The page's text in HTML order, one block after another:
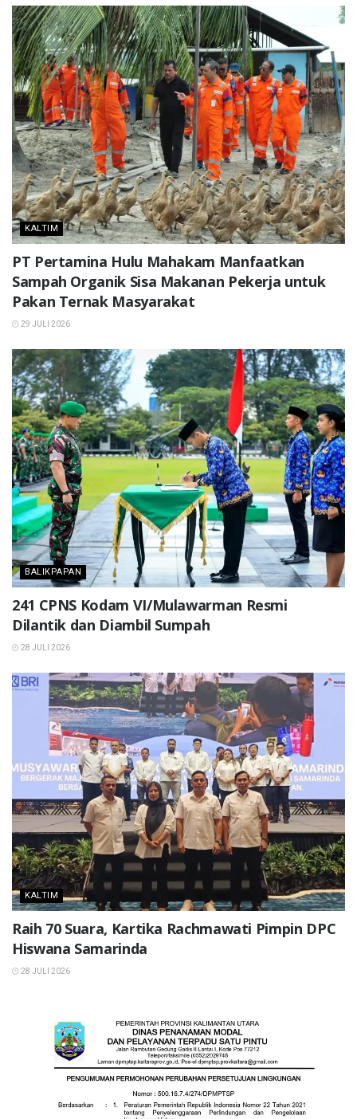
KALTIM
PT Pertamina Hulu Mahakam Manfaatkan
Sampah Organik Sisa Makanan Pekerja untuk
Pakan Ternak Masyarakat
29 JULI 2026
BALIKPAPAN
241 CPNS Kodam VI/Mulawarman Resmi
Dilantik dan Diambil Sumpah
28 JULI 2026
KALTIM
Raih 70 Suara, Kartika Rachmawati Pimpin DPC
Hiswana Samarinda
28 JULI 2026